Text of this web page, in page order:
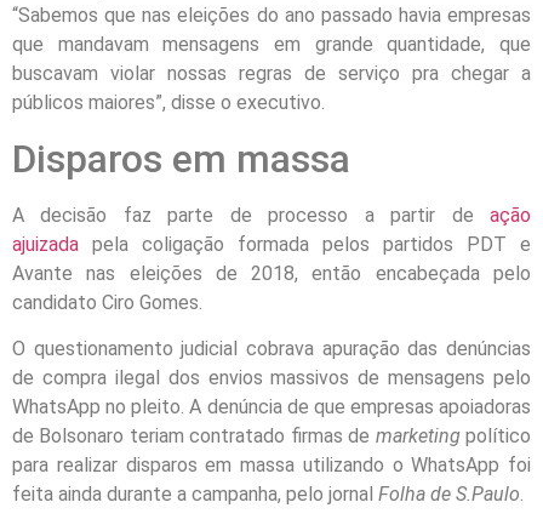
“Sabemos que nas eleições do ano passado havia empresas
que mandavam mensagens em grande quantidade, que
buscavam violar nossas regras de serviço pra chegar a
públicos maiores”, disse o executivo.
Disparos em massa
A decisão faz parte de processo a partir de ação
ajuizada pela coligação formada pelos partidos PDT e
Avante nas eleições de 2018, então encabeçada pelo
candidato Ciro Gomes.
O questionamento judicial cobrava apuração das denúncias
de compra ilegal dos envios massivos de mensagens pelo
WhatsApp no pleito. A denúncia de que empresas apoiadoras
de Bolsonaro teriam contratado firmas de marketingpolítico
para realizar disparos em massa utilizando o WhatsApp foi
feita ainda durante a campanha, pelo jornal Folha de S.Paulo.